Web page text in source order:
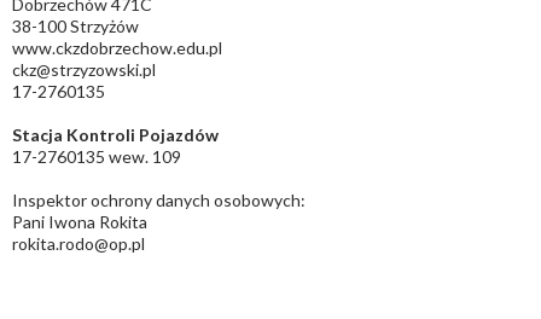
38-100 Strzyżów
www.ckzdobrzechow.edu.pl
ckz@strzyzowski.pl
17-2760135
Stacja Kontroli Pojazdów
17-2760135 wew. 109
Inspektor ochrony danych osobowych:
Pani Iwona Rokita
rokita.rodo@op.pl